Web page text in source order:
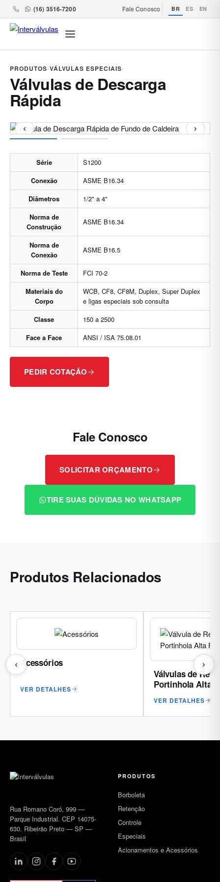
(16) 3516-7200 Fale Conosco BR ES EN
PRODUTOS›VÁLVULAS ESPECIAIS›
Válvulas de Descarga
Rápida
‹ ›
Série
S1200
Conexão
ASME B16.34
Diâmetros
1/2" a 4"
Norma de
Construção
ASME B16.34
Norma de
Conexão
ASME B16.5
Norma de Teste
FCI 70-2
Materiais do
Corpo
WCB, CF8, CF8M, Duplex, Super Duplex
e ligas especiais sob consulta
Classe
150 a 2500
Face a Face
ANSI / ISA 75.08.01
PEDIR COTAÇÃO
Fale Conosco
SOLICITAR ORÇAMENTO
TIRE SUAS DÚVIDAS NO WHATSAPP
Produtos Relacionados
‹ Acessórios
VER DETALHES
Válvulas de
Portinhola Alta
VER DETALHES
›
Rua Romano Coró, 999 —
Parque Industrial. CEP 14075-
630. Ribeirão Preto — SP —
Brasil
PRODUTOS
Borboleta
Retenção
Controle
Especiais
Acionamentos e Acessórios